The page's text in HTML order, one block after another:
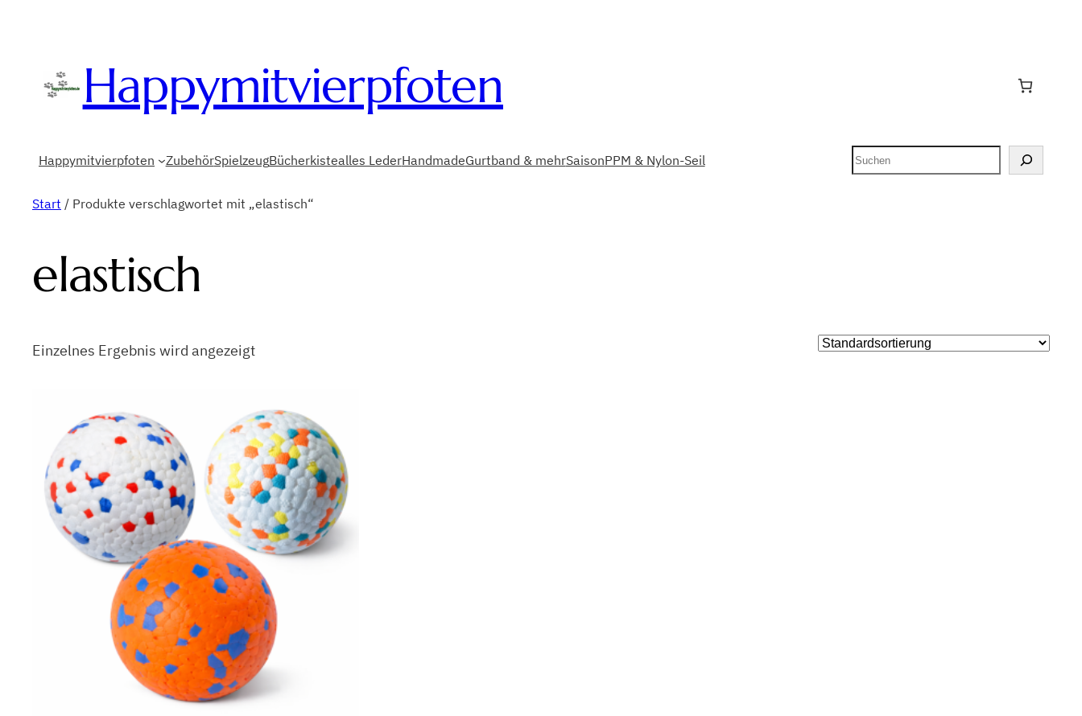
Happymitvierpfoten
Happymitvierpfoten ZubehörSpielzeugBücherkistealles LederHandmadeGurtband & mehrSaisonPPM & Nylon-Seil Suchen
Start / Produkte verschlagwortet mit „elastisch“
elastisch
Einzelnes Ergebnis wird angezeigt